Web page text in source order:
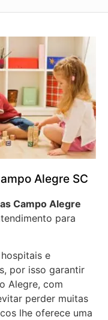
Alegre SC
Campo Alegre
para
e
por isso garantir
Alegre, com
perder muitas
lhe oferece uma